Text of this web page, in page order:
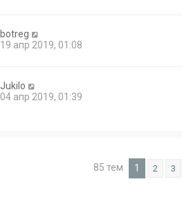
botreg
19 апр 2019, 01:08
Jukilo
04 апр 2019, 01:39
85 тем 1 2 3